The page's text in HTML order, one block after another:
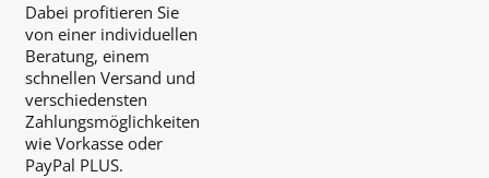
Dabei profitieren Sie
von einer individuellen
Beratung, einem
schnellen Versand und
verschiedensten
Zahlungsmöglichkeiten
wie Vorkasse oder
PayPal PLUS.